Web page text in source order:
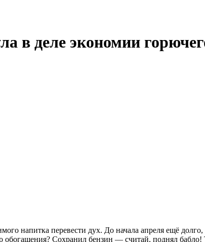
в деле экономии
напитка перевести дух. До начала апреля ещё
Сохранил бензин — считай, поднял бабло!